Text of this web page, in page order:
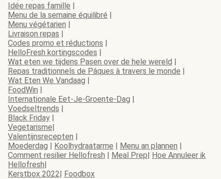
Idée repas famille |
Menu de la semaine équilibré |
Menu végétarien |
Livraison repas |
Codes promo et réductions |
HelloFresh kortingscodes |
Wat eten we tijdens Pasen over de hele wereld |
Repas traditionnels de Pâques à travers le monde |
Wat Eten We Vandaag |
FoodWin |
Internationale Eet-Je-Groente-Dag |
Voedseltrends |
Black Friday |
Vegetarisme|
Valentijnsrecepten |
Moederdag | Koolhydraatarme | Menu an plannen |
Comment resilier Hellofresh | Meal Prep| Hoe Annuleer ik
Hellofresh|
Kerstbox 2022| Foodbox